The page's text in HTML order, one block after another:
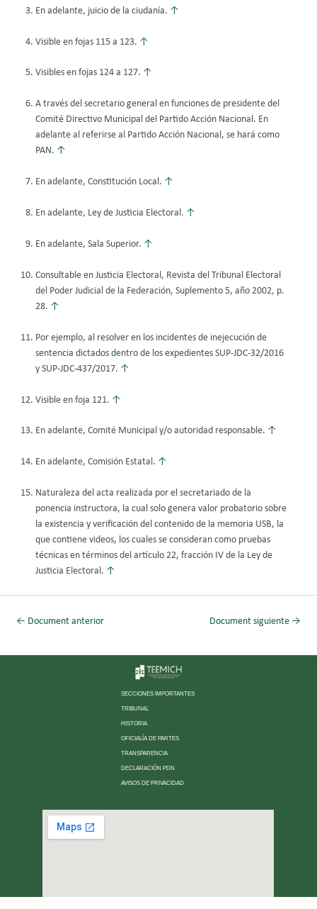
En adelante, juicio de la ciudanía. ↑
Visible en fojas 115 a 123. ↑
Visibles en fojas 124 a 127. ↑
A través del secretario general en funciones de presidente del
Comité Directivo Municipal del Partido Acción Nacional. En
adelante al referirse al Partido Acción Nacional, se hará como
PAN. ↑
En adelante, Constitución Local. ↑
En adelante, Ley de Justicia Electoral. ↑
En adelante, Sala Superior. ↑
Consultable en Justicia Electoral, Revista del Tribunal Electoral
del Poder Judicial de la Federación, Suplemento 5, año 2002, p.
28. ↑
Por ejemplo, al resolver en los incidentes de inejecución de
sentencia dictados dentro de los expedientes SUP-JDC-32/2016
y SUP-JDC-437/2017. ↑
Visible en foja 121. ↑
En adelante, Comité Municipal y/o autoridad responsable. ↑
En adelante, Comisión Estatal. ↑
Naturaleza del acta realizada por el secretariado de la
ponencia instructora, la cual solo genera valor probatorio sobre
la existencia y verificación del contenido de la memoria USB, la
que contiene videos, los cuales se consideran como pruebas
técnicas en términos del artículo 22, fracción IV de la Ley de
Justicia Electoral. ↑
← Document anterior Document siguiente →
SECCIONES IMPORTANTES
TRIBUNAL
HISTORIA
OFICIALÍA DE PARTES
TRANSPARENCIA
DECLARACIÓN PDN
AVISOS DE PRIVACIDAD